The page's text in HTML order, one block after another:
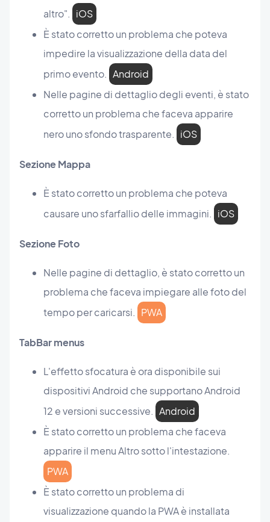
altro". iOS
È stato corretto un problema che poteva
impedire la visualizzazione della data del
primo evento. Android
Nelle pagine di dettaglio degli eventi, è stato
corretto un problema che faceva apparire
nero uno sfondo trasparente. iOS
Sezione Mappa
È stato corretto un problema che poteva
causare uno sfarfallio delle immagini. iOS
Sezione Foto
Nelle pagine di dettaglio, è stato corretto un
problema che faceva impiegare alle foto del
tempo per caricarsi. PWA
TabBar menus
L'effetto sfocatura è ora disponibile sui
dispositivi Android che supportano Android
12 e versioni successive. Android
È stato corretto un problema che faceva
apparire il menu Altro sotto l'intestazione.
PWA
È stato corretto un problema di
visualizzazione quando la PWA è installata